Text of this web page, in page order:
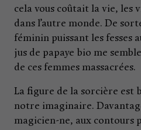
cela vous coûtait la vie, les
dans l’autre monde. De
féminin puissant les fesses
jus de papaye bio me
de ces femmes massacrées.
La figure de la sorcière est
notre imaginaire.
magicien-ne, aux contours